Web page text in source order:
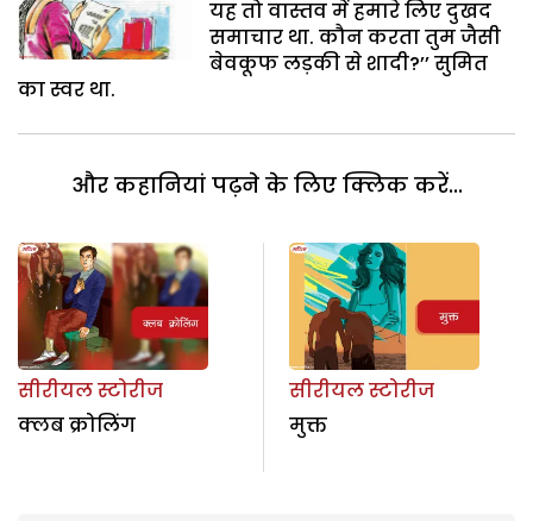
यह तो वास्तव में हमारे लिए दुखद
समाचार था. कौन करता तुम जैसी
बेवकूफ लड़की से शादी?’’ सुमित
का स्वर था.
और कहानियां पढ़ने के लिए क्लिक करें...
सीरीयल स्टोरीज
क्लब क्रोलिंग
सीरीयल स्टोरीज
मुक्त